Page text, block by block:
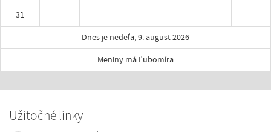
31
Dnes je nedeľa, 9. august 2026
Meniny má Ľubomíra
Užitočné linky